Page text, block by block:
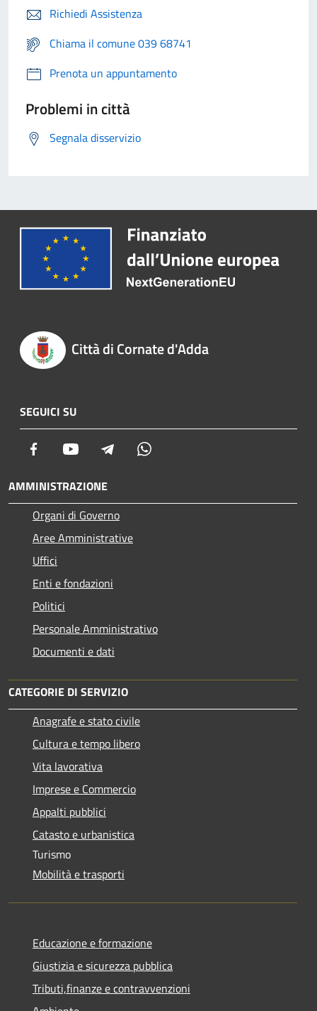
Richiedi Assistenza
Chiama il comune 039 68741
Prenota un appuntamento
Problemi in città
Segnala disservizio
Città di Cornate d'Adda
SEGUICI SU
Facebook Youtube Telegram
AMMINISTRAZIONE
Organi di Governo
Aree Amministrative
Uffici
Enti e fondazioni
Politici
Personale Amministrativo
Documenti e dati
CATEGORIE DI SERVIZIO
Anagrafe e stato civile
Cultura e tempo libero
Vita lavorativa
Imprese e Commercio
Appalti pubblici
Catasto e urbanistica
Turismo
Mobilità e trasporti
Educazione e formazione
Giustizia e sicurezza pubblica
Tributi,finanze e contravvenzioni